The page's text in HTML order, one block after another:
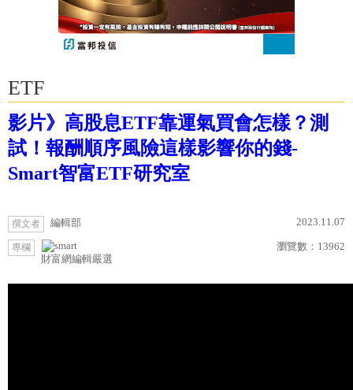
ETF
影片》高股息ETF靠運氣買會怎樣？測
試！報酬順序風險這樣影響你的錢-
Smart智富ETF研究室
撰文者 編輯部 2023.11.07
專欄
財富網編輯嚴選
瀏覽數： 13962